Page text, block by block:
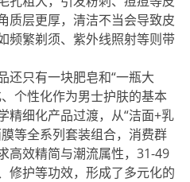
质层更厚，清洁不当会导致皮
频繁剃须、紫外线照射等则带
还只有一块肥皂和“一瓶大
个性化作为男士护肤的基本
精细化产品过渡，从“洁面+乳
等全系列套装组合，消费群
高效精简与潮流属性，31-49
修护等功效，形成了多元化的